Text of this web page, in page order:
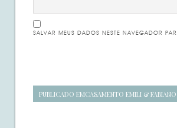
SALVAR MEUS DADOS NESTE NAVEGADOR
Navegação
PUBLICADO EMCASAMENTO EMILI & FABIANO